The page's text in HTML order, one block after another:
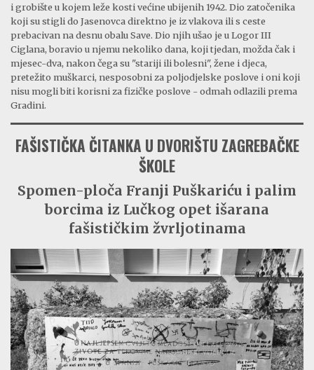
i grobište u kojem leže kosti većine ubijenih 1942. Dio zatočenika
koji su stigli do Jasenovca direktno je iz vlakova ili s ceste
prebacivan na desnu obalu Save. Dio njih ušao je u Logor III
Ciglana, boravio u njemu nekoliko dana, koji tjedan, možda čak i
mjesec-dva, nakon čega su "stariji ili bolesni", žene i djeca,
pretežito muškarci, nesposobni za poljodjelske poslove i oni koji
nisu mogli biti korisni za fizičke poslove - odmah odlazili prema
Gradini.
FAŠISTIČKA ČITANKA U DVORIŠTU ZAGREBAČKE
ŠKOLE
Spomen-ploča Franji Puškariću i palim
borcima iz Lučkog opet išarana
fašističkim žvrljotinama